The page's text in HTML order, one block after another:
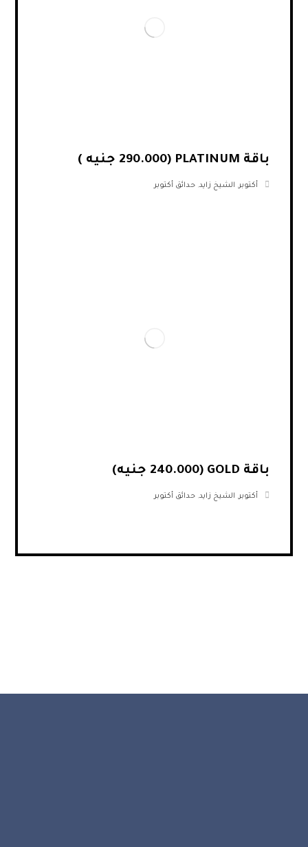
باقة PLATINUM (290.000 جنيه )
أكتوبر, الشيخ زايد,حدائق أكتوبر
باقة GOLD (240.000 جنيه)
أكتوبر, الشيخ زايد,حدائق أكتوبر